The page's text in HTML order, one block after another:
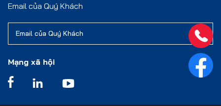
Email của Quý Khách
Mạng xã hội